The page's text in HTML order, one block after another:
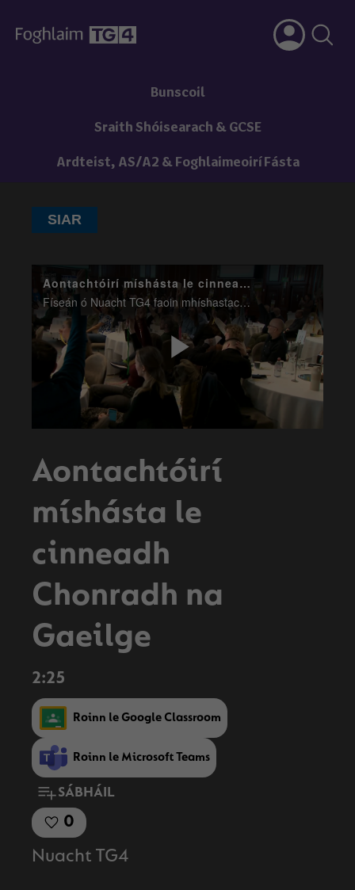
Bunscoil
Sraith Shóisearach & GCSE
Ardteist, AS/A2 & Foghlaimeoirí Fásta
SIAR
Aontachtóirí míshásta le cinneadh Chonradh na Gaeilge
Físeán ó Nuacht TG4 faoin mhíshastacht atá léirithe ag Aontachtóiri le cinneadh Chonradh na Gaeilge gníomhú ar son Éire aontaithe.
Play
Video
Aontachtóirí
míshásta le
cinneadh
Chonradh na
Gaeilge
2:25
Roinn le Google Classroom
Roinn le Microsoft Teams
SÁBHÁIL
0
Nuacht TG4